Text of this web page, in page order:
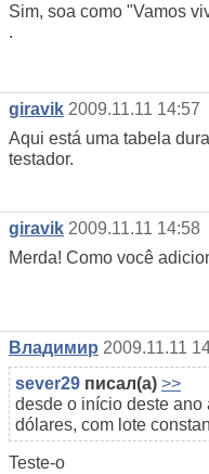
Sim, soa como "Vamos
.
giravik 2009.11.11 14:57
Aqui está uma tabela
testador.
giravik 2009.11.11 14:58
Merda! Como você
Владимир 2009.11.11
sever29 писал(а) >>
desde o início deste
dólares, com lote
Teste-o